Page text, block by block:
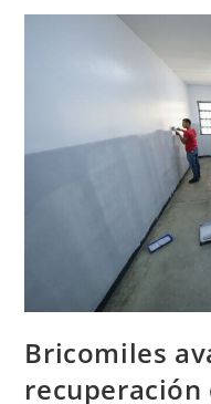
Bricomiles
recuperación